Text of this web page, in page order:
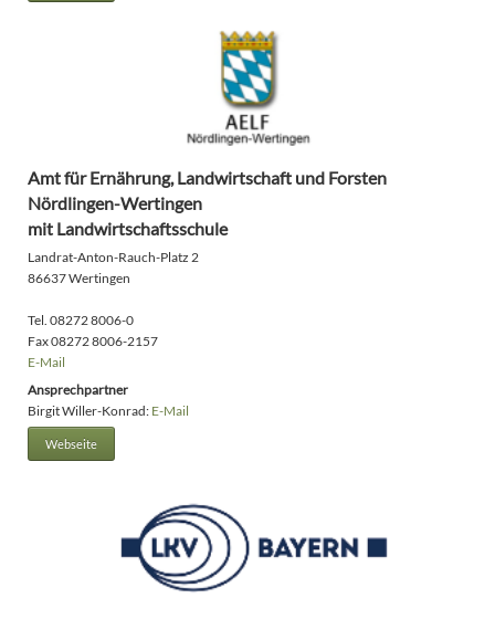
Amt für Ernährung, Landwirtschaft und Forsten
Nördlingen-Wertingen
mit Landwirtschaftsschule
Landrat-Anton-Rauch-Platz 2
86637 Wertingen
Tel. 08272 8006-0
Fax 08272 8006-2157
E-Mail
Ansprechpartner
Birgit Willer-Konrad: E-Mail
Webseite